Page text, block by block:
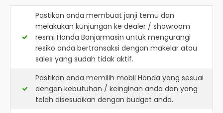
Pastikan anda membuat janji temu dan
melakukan kunjungan ke dealer / showroom
resmi Honda Banjarmasin untuk mengurangi
resiko anda bertransaksi dengan makelar atau
sales yang sudah tidak aktif.
Pastikan anda memilih mobil Honda yang sesuai
dengan kebutuhan / keinginan anda dan yang
telah disesuaikan dengan budget anda.